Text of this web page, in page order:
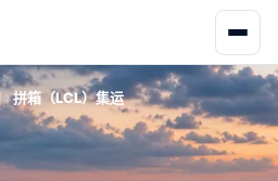
拼箱（LCL）集运